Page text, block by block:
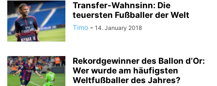
Transfer-Wahnsinn: Die
teuersten Fußballer der Welt
Timo - 14. January 2018
Rekordgewinner des Ballon d’Or:
Wer wurde am häufigsten
Weltfußballer des Jahres?